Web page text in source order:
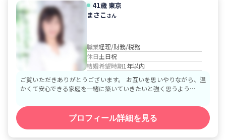
41歳 東京
まさこ さん
職業経理/財務/税務
休日土日祝
結婚希望時期1年以内
ご覧いただきありがとうございます。 お互いを思いやりながら、温
かくて安心できる家庭を一緒に築いていきたいと強く思うよう…
プロフィール詳細を見る